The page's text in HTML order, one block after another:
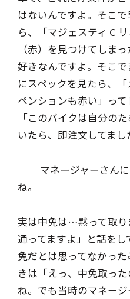
はないんですよ。そこ
ら、「マジェスティ C
（赤）を見つけてしま
好きなんですよ。そこ
にスペックを見たら、
ペンションも赤い」って
「このバイクは自分の
いたら、即注文してまし
── マネージャーさんに
ね。
実は中免は…黙って取
通ってますよ」と話を
免だとは思ってなかっ
きは「えっ、中免取っ
ね。でも当時のマネー